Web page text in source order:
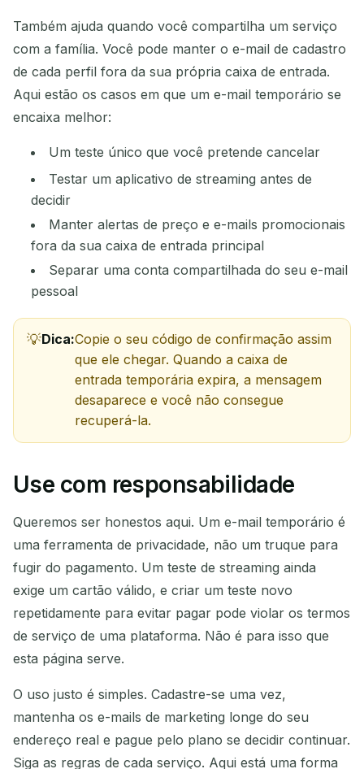
Também ajuda quando você compartilha um serviço
com a família. Você pode manter o e-mail de cadastro
de cada perfil fora da sua própria caixa de entrada.
Aqui estão os casos em que um e-mail temporário se
encaixa melhor:
Um teste único que você pretende cancelar
Testar um aplicativo de streaming antes de
decidir
Manter alertas de preço e e-mails promocionais
fora da sua caixa de entrada principal
Separar uma conta compartilhada do seu e-mail
pessoal
Dica:Copie o seu código de confirmação assim
que ele chegar. Quando a caixa de
entrada temporária expira, a mensagem
desaparece e você não consegue
recuperá-la.
Use com responsabilidade
Queremos ser honestos aqui. Um e-mail temporário é
uma ferramenta de privacidade, não um truque para
fugir do pagamento. Um teste de streaming ainda
exige um cartão válido, e criar um teste novo
repetidamente para evitar pagar pode violar os termos
de serviço de uma plataforma. Não é para isso que
esta página serve.
O uso justo é simples. Cadastre-se uma vez,
mantenha os e-mails de marketing longe do seu
endereço real e pague pelo plano se decidir continuar.
Siga as regras de cada serviço. Aqui está uma forma